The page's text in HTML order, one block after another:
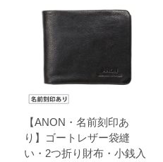
【ANON・名前刻印あ
り】ゴートレザー袋縫
い・2つ折り財布・小銭入